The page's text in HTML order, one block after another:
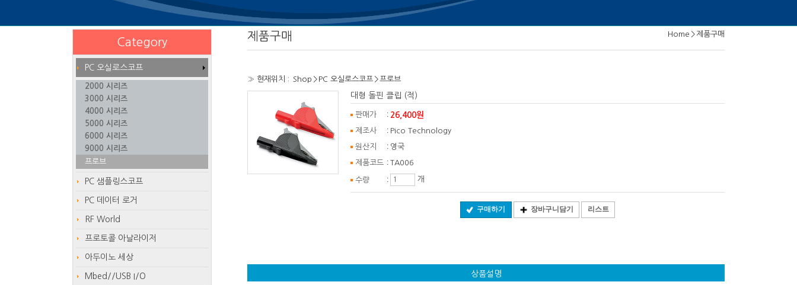
Home > 제품구매
제품구매
» 현재위치 : Shop > PC 오실로스코프 >프로브
대형 돌핀 클립 (적)
판매가 : 26,400원
제조사 : Pico Technology
원산지 : 영국
제품코드 : TA006
수량 : 개
구매하기 장바구니담기 리스트
상품설명
Category
PC 오실로스코프
2000 시리즈
3000 시리즈
4000 시리즈
5000 시리즈
6000 시리즈
9000 시리즈
프로브
PC 샘플링스코프
PC 데이터 로거
RF World
프로토콜 아날라이저
아두이노 세상
Mbed//USB I/O